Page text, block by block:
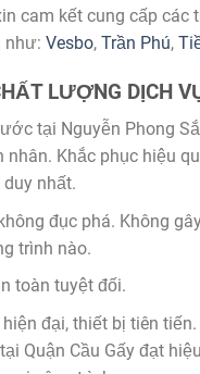
cam kết cung cấp
như: Vesbo, Trần Phú,
LƯỢNG DỊCH
tại Nguyễn Phong
nhân. Khắc phục hiệu
nhất.
đục phá. Không
trình nào.
toàn tuyệt đối.
hiện đại, thiết bị tiên
Quận Cầu Gấy đạt